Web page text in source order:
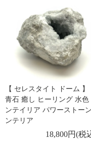
【 セレスタイト ドーム 】
青石 癒し ヒーリング 水色
ンテイリア パワーストー
ンテリア
18,800円(税